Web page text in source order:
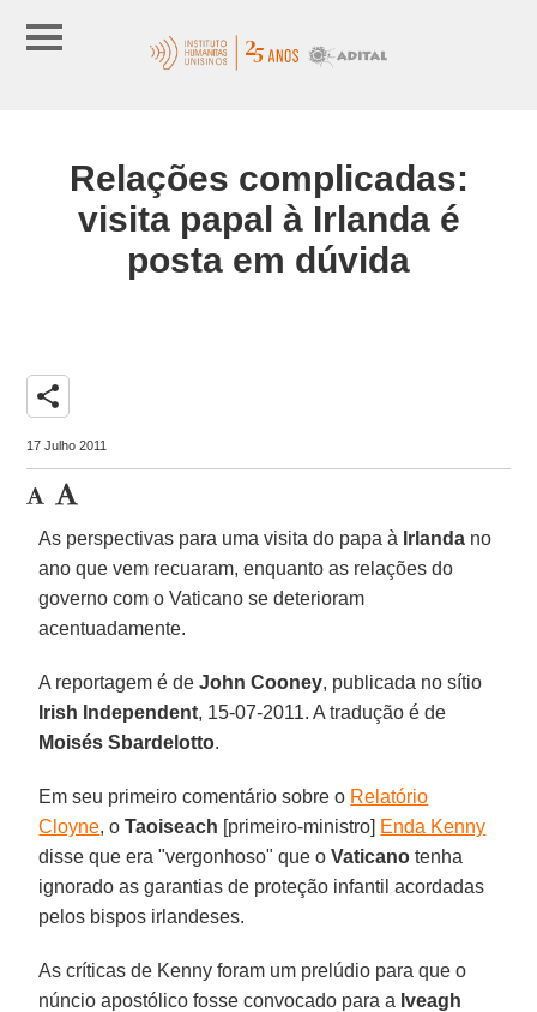
Relações complicadas:
visita papal à Irlanda é
posta em dúvida
share
17 Julho 2011
As perspectivas para uma visita do papa à Irlanda no
ano que vem recuaram, enquanto as relações do
governo com o Vaticano se deterioram
acentuadamente.
A reportagem é deJohn Cooney, publicada no sítio
Irish Independent, 15-07-2011. A tradução é de
Moisés Sbardelotto.
Em seu primeiro comentário sobre o Relatório
Cloyne, oTaoiseach [primeiro-ministro] Enda Kenny
disse que era "vergonhoso" que oVaticano tenha
ignorado as garantias de proteção infantil acordadas
pelos bispos irlandeses.
As críticas de Kenny foram um prelúdio para que o
núncio apostólico fosse convocado para a Iveagh